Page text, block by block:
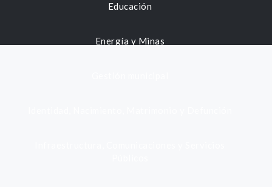
Educación
Energía y Minas